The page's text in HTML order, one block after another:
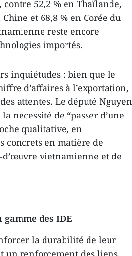
contre 52,2 % en Thaïlande,
et 68,8 % en Corée du
reste encore
importés.
inquiétudes : bien que le
d’affaires à l’exportation,
attentes. Le député Nguyen
nécessité de “passer d’une
qualitative, en
concrets en matière de
vietnamienne et de
des IDE
la durabilité de leur
un renforcement des liens